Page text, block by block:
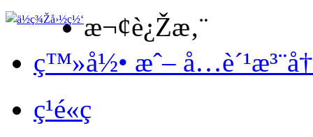
æ¬¢è¿Žæ‚¨
ç™»å½• æˆ–
ç¹é«ç